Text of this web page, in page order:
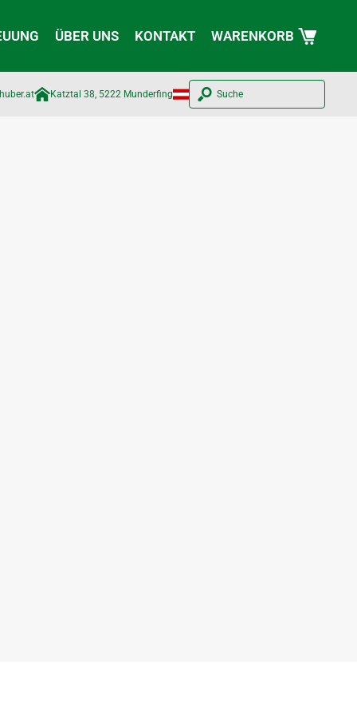
ÜBER UNS KONTAKT WARENKORB
Katztal 38, 5222 Munderfing Suche